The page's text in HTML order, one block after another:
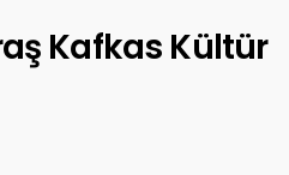
Kafkas Kültür